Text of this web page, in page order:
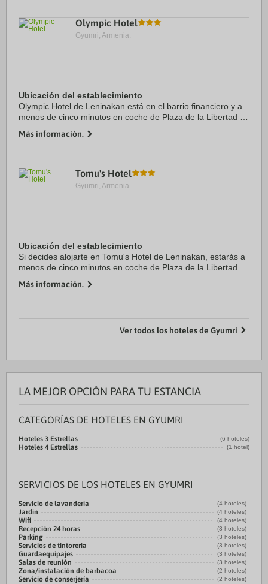
Olympic Hotel
Gyumri, Armenia.
Ubicación del establecimiento
Olympic Hotel de Leninakan está en el barrio financiero y a
menos de cinco minutos en coche de Plaza de la Libertad y
2,4 km de Museum of National ...
Más información.
Tomu's Hotel
Gyumri, Armenia.
Ubicación del establecimiento
Si decides alojarte en Tomu's Hotel de Leninakan, estarás a
menos de cinco minutos en coche de Plaza de la Libertad y
1,5 km de Museum of National ...
Más información.
Ver todos los hoteles de Gyumri
LA MEJOR OPCIÓN PARA TU ESTANCIA
CATEGORÍAS DE HOTELES EN GYUMRI
Hoteles 3 Estrellas (6 hoteles)
Hoteles 4 Estrellas (1 hotel)
SERVICIOS DE LOS HOTELES EN GYUMRI
Servicio de lavandería (4 hoteles)
Jardin (4 hoteles)
Wifi (4 hoteles)
Recepción 24 horas (3 hoteles)
Parking (3 hoteles)
Servicios de tintorería (3 hoteles)
Guardaequipajes (3 hoteles)
Salas de reunión (3 hoteles)
Zona/instalación de barbacoa (2 hoteles)
Servicio de conserjería (2 hoteles)